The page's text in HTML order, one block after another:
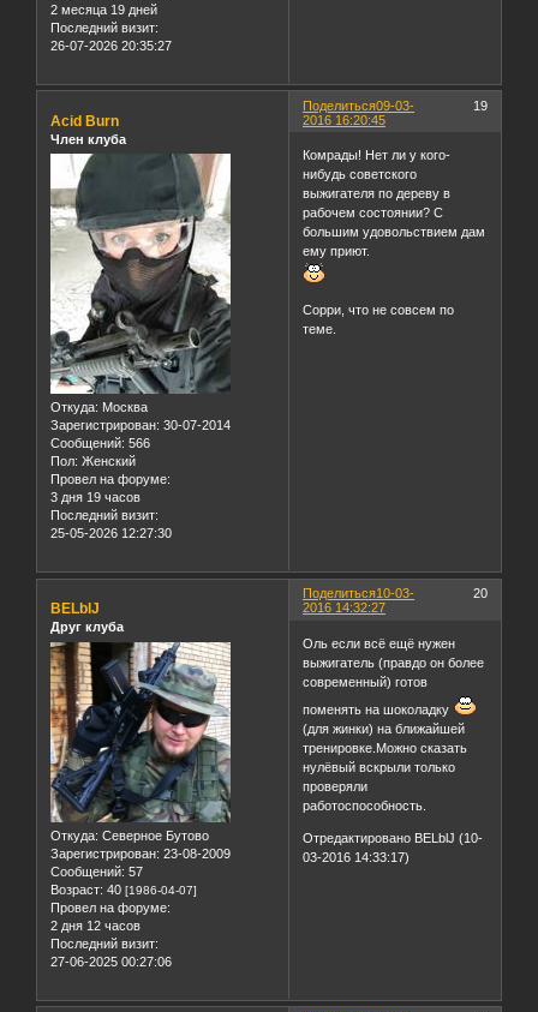
2 месяца 19 дней
Последний визит:
26-07-2026 20:35:27
Поделиться 19
09-03-
2016 16:20:45
Acid Burn
Член клуба
Откуда: Москва
Зарегистрирован: 30-07-2014
Сообщений: 566
Пол: Женский
Провел на форуме:
3 дня 19 часов
Последний визит:
25-05-2026 12:27:30
Комрады! Нет ли у кого-
нибудь советского
выжигателя по дереву в
рабочем состоянии? С
большим удовольствием дам
ему приют.
Сорри, что не совсем по
теме.
Поделиться 20
10-03-
2016 14:32:27
BELblJ
Друг клуба
Откуда: Северное Бутово
Зарегистрирован: 23-08-2009
Сообщений: 57
Возраст: 40 [1986-04-07]
Провел на форуме:
2 дня 12 часов
Последний визит:
27-06-2025 00:27:06
Оль если всё ещё нужен
выжигатель (правдо он более
современный) готов
поменять на шоколадку
(для жинки) на ближайшей
тренировке.Можно сказать
нулёвый вскрыли только
проверяли
работоспособность.
Отредактировано BELblJ (10-
03-2016 14:33:17)